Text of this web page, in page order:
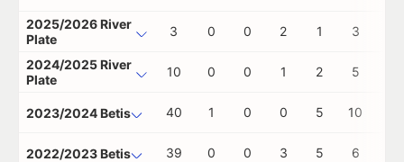
2025/2026 River
Plate
3 0 0 2 1 3
2024/2025 River
Plate
10 0 0 1 2 5
2023/2024 Betis 40 1 0 0 5 10
2022/2023 Betis 39 0 0 3 5 6